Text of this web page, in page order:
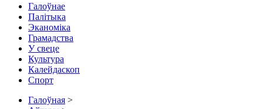
Галоўнае
Палітыка
Эканоміка
Грамадства
У свеце
Культура
Калейдаскоп
Спорт
Галоўная >